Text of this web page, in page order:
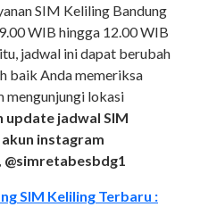
SIM Keliling Bandung
WIB hingga 12.00 WIB
jadwal ini dapat berubah
baik Anda memeriksa
mengunjungi lokasi
update jadwal SIM
instagram
SIM Keliling Terbaru :